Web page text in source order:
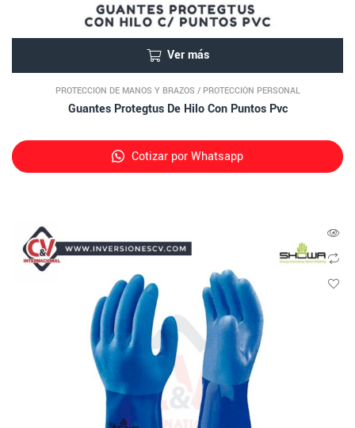
Ver más
PROTECCIÓN DE MANOS Y BRAZOS / PROTECCIÓN PERSONAL
Guantes Protegtus De Hilo Con Puntos Pvc
Cotizar por Whatsapp